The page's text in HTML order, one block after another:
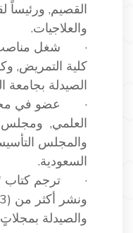
القصيم, ورئيساً
والعلاجيات.
· شغل مناصب
كلية التمريض,
الصيدلة بجامعة
· عضو في
العلمي, ومجلس
والمجلس
السعودية.
· ترجم كتاب
والصيدلة